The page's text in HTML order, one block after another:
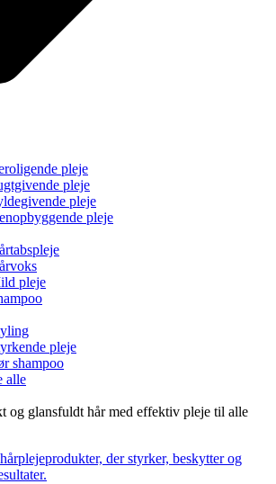
pleje
pleje
pleje
pleje
pleje
pleje
shampoo
alle
og glansfuldt hår med effektiv pleje til alle
der styrker, beskytter og